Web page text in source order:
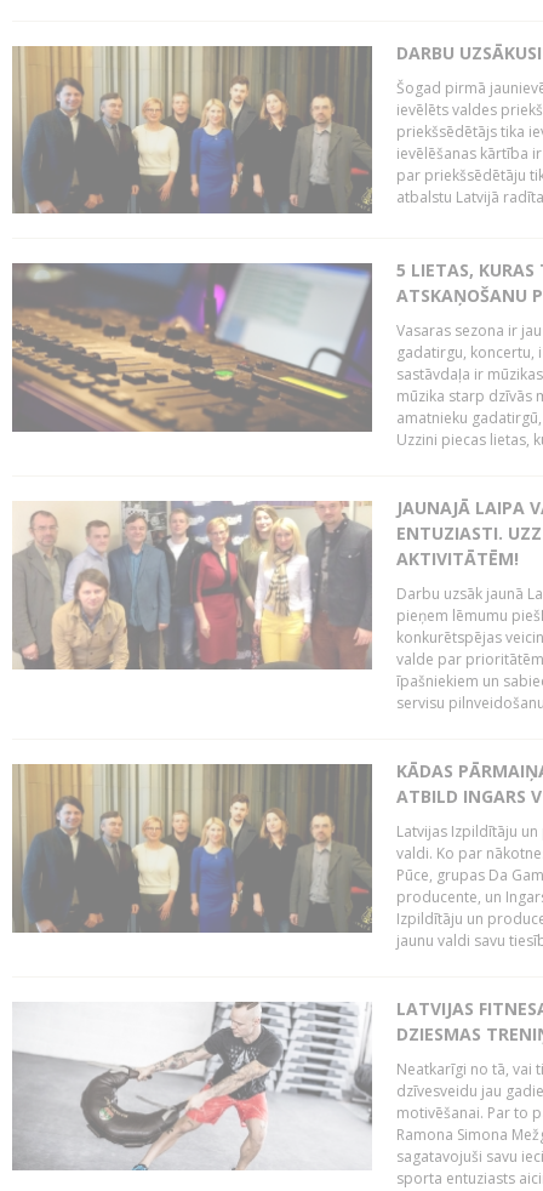
DARBU
Šogad pirmā
ievēlēts valdes
priekšsēdētājs tika
ievēlēšanas kārtība
par priekšsēdētāju
atbalstu Latvijā
5 LIETAS, KURAS
ATSKAŅOŠANU
Vasaras sezona ir
gadatirgu, koncertu,
sastāvdaļa ir
mūzika starp dzīvās
amatnieku
Uzzini piecas lietas,
JAUNAJĀ LAIPA
ENTUZIASTI.
AKTIVITĀTĒM!
Darbu uzsāk jaunā
pieņem lēmumu
konkurētspējas
valde par
īpašniekiem un
servisu
KĀDAS
ATBILD INGARS
Latvijas Izpildītāju
valdi. Ko par
Pūce, grupas Da
producente, un
Izpildītāju un
jaunu valdi savu
LATVIJAS
DZIESMAS
Neatkarīgi no tā, vai
dzīvesveidu jau
motivēšanai. Par to
Ramona Simona
sagatavojuši savu
sporta entuziasts